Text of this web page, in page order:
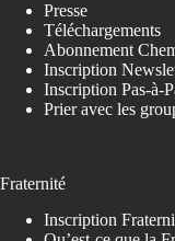
Presse
Téléchargements
Abonnement
Inscription
Inscription Pas-à-
Prier avec les
Fraternité
Inscription